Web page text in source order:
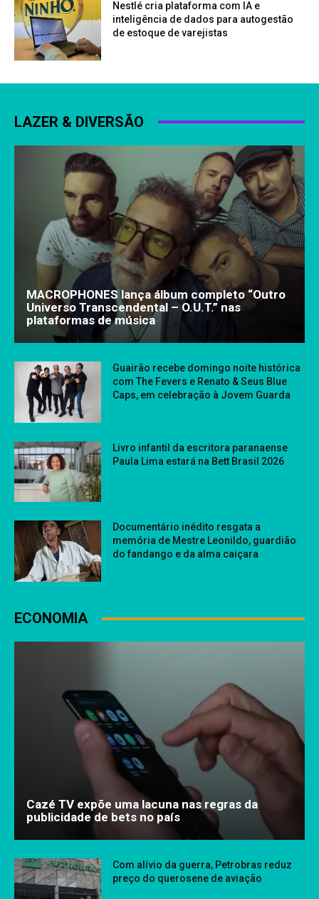
Nestlé cria plataforma com IA e
inteligência de dados para autogestão
de estoque de varejistas
LAZER & DIVERSÃO
MACROPHONES lança álbum completo “Outro
Universo Transcendental – O.U.T.” nas
plataformas de música
Guairão recebe domingo noite histórica
com The Fevers e Renato & Seus Blue
Caps, em celebração à Jovem Guarda
Livro infantil da escritora paranaense
Paula Lima estará na Bett Brasil 2026
Documentário inédito resgata a
memória de Mestre Leonildo, guardião
do fandango e da alma caiçara
ECONOMIA
Cazé TV expõe uma lacuna nas regras da
publicidade de bets no país
Com alívio da guerra, Petrobras reduz
preço do querosene de aviação